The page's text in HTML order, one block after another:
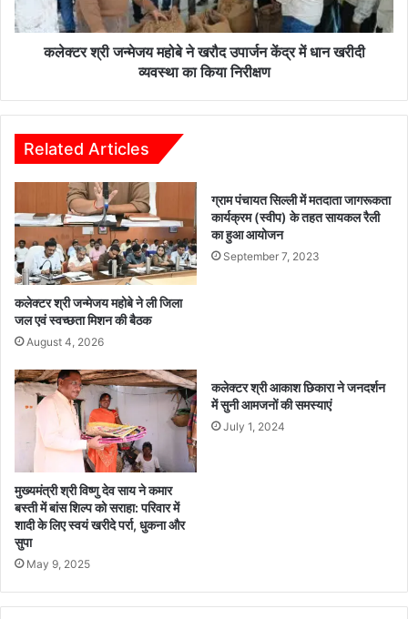
ले
को
ज
य
द
उ
र्ज
न
कें
द्र
में
धा
न
री
दी
का
कि
या
नि
री
क्ष
कलेक्टर श्री जन्मेजय महोबे ने खरौद उपार्जन केंद्र में धान खरीदी
व्यवस्था का किया निरीक्षण
Related Articles
कलेक्टर श्री जन्मेजय महोबे ने ली जिला
जल एवं स्वच्छता मिशन की बैठक
August 4, 2026
ग्राम पंचायत सिल्ली में मतदाता जागरूकता
कार्यक्रम (स्वीप) के तहत सायकल रैली
का हुआ आयोजन
September 7, 2023
मुख्यमंत्री श्री विष्णु देव साय ने कमार
बस्ती में बांस शिल्प को सराहा: परिवार में
शादी के लिए स्वयं खरीदे पर्रा, धुकना और
सुपा
May 9, 2025
कलेक्टर श्री आकाश छिकारा ने जनदर्शन
में सुनी आमजनों की समस्याएं
July 1, 2024